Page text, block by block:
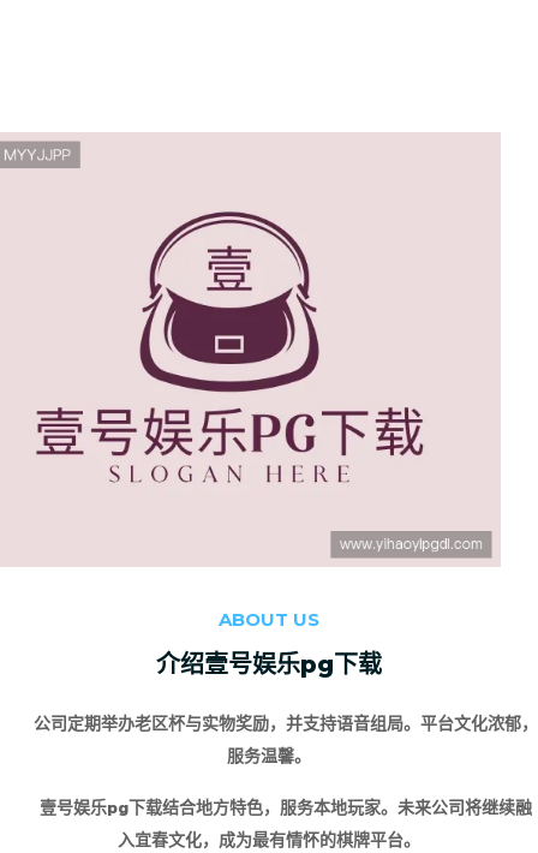
ABOUT US
介绍壹号娱乐pg下载
公司定期举办老区杯与实物奖励，并支持语音组局。平台文化浓郁，
服务温馨。
壹号娱乐pg下载结合地方特色，服务本地玩家。未来公司将继续融
入宜春文化，成为最有情怀的棋牌平台。